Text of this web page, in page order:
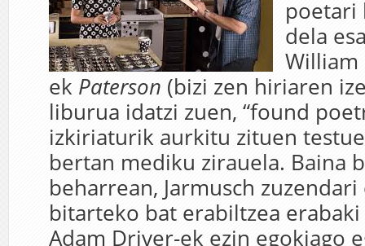
poetari
dela
William
ek Paterson (bizi zen hiriaren
liburua idatzi zuen, “found
izkiriaturik aurkitu zituen
bertan mediku zirauela. Baina
beharrean, Jarmusch
bitarteko bat erabiltzea
Adam Driver-ek ezin egokiago